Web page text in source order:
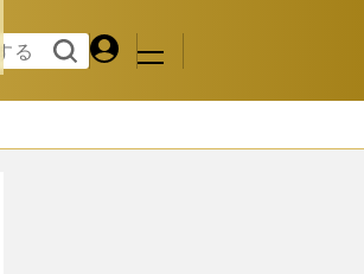
検索
る
マイペ
ジ
メニュ
張る姿